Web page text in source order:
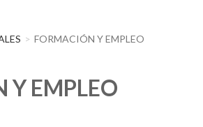
FORMACIÓN Y EMPLEO
Y EMPLEO